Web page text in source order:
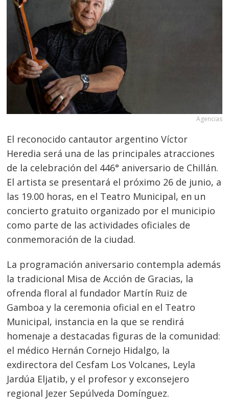
Agencias
El reconocido cantautor argentino Víctor
Heredia será una de las principales atracciones
de la celebración del 446° aniversario de Chillán.
El artista se presentará el próximo 26 de junio, a
las 19.00 horas, en el Teatro Municipal, en un
concierto gratuito organizado por el municipio
como parte de las actividades oficiales de
conmemoración de la ciudad.
La programación aniversario contempla además
la tradicional Misa de Acción de Gracias, la
ofrenda floral al fundador Martín Ruiz de
Gamboa y la ceremonia oficial en el Teatro
Municipal, instancia en la que se rendirá
homenaje a destacadas figuras de la comunidad:
el médico Hernán Cornejo Hidalgo, la
exdirectora del Cesfam Los Volcanes, Leyla
Jardúa Eljatib, y el profesor y exconsejero
regional Jezer Sepúlveda Domínguez.